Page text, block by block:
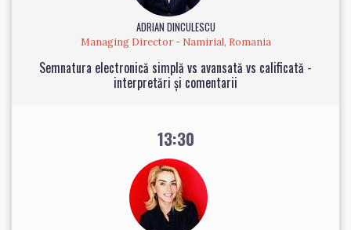
ADRIAN DINCULESCU
Managing Director - Namirial, Romania
Semnatura electronică simplă vs avansată vs calificată -
interpretări și comentarii
13:30